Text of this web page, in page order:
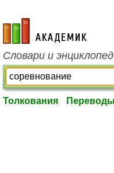
academic.ru
Словари и
Толкования Переводы